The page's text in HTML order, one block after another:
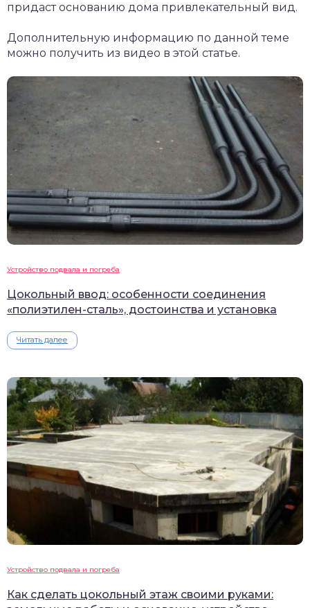
придаст основанию дома привлекательный вид.
Дополнительную информацию по данной теме
можно получить из видео в этой статье.
Устройство подвала и погреба
Цокольный ввод: особенности соединения
«полиэтилен-сталь», достоинства и установка
Читать далее
Устройство подвала и погреба
Как сделать цокольный этаж своими руками: